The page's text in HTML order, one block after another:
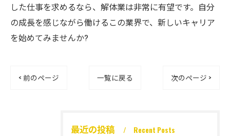
した仕事を求めるなら、解体業は非常に有望です。自分
の成長を感じながら働けるこの業界で、新しいキャリア
を始めてみませんか?
< 前のページ 一覧に戻る 次のページ >
最近の投稿 Recent Posts